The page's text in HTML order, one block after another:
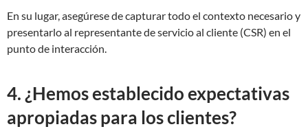
En su lugar, asegúrese de capturar todo el contexto necesario y
presentarlo al representante de servicio al cliente (CSR) en el
punto de interacción.
4. ¿Hemos establecido expectativas
apropiadas para los clientes?